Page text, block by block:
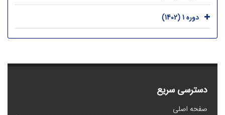
دوره 1 (1402)
دسترسی سریع
صفحه اصلی